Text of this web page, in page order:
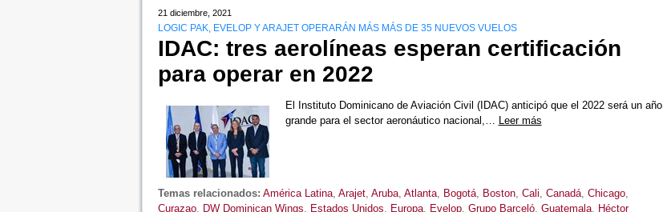
21 diciembre, 2021
LOGIC PAK, EVELOP Y ARAJET OPERARÁN MÁS MÁS DE 35 NUEVOS VUELOS
IDAC: tres aerolíneas esperan certificación
para operar en 2022
El Instituto Dominicano de Aviación Civil (IDAC) anticipó que el 2022 será un año
grande para el sector aeronáutico nacional,… Leer más
Temas relacionados: América Latina, Arajet, Aruba, Atlanta, Bogotá, Boston, Cali, Canadá, Chicago,
Curazao, DW Dominican Wings, Estados Unidos, Europa, Evelop, Grupo Barceló, Guatemala, Héctor